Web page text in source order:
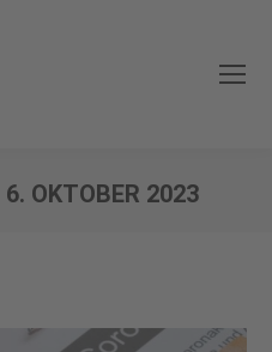
6. OKTOBER 2023